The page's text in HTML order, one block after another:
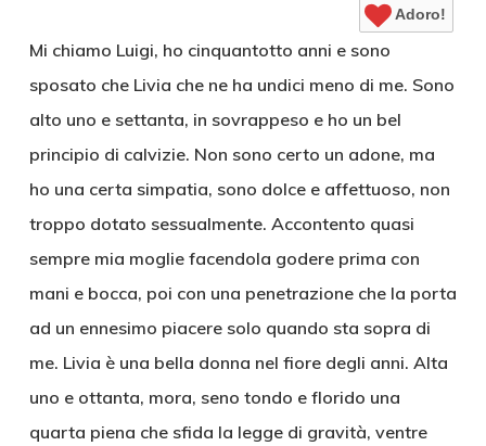
Adoro!
Mi chiamo Luigi, ho cinquantotto anni e sono
sposato che Livia che ne ha undici meno di me. Sono
alto uno e settanta, in sovrappeso e ho un bel
principio di calvizie. Non sono certo un adone, ma
ho una certa simpatia, sono dolce e affettuoso, non
troppo dotato sessualmente. Accontento quasi
sempre mia moglie facendola godere prima con
mani e bocca, poi con una penetrazione che la porta
ad un ennesimo piacere solo quando sta sopra di
me. Livia è una bella donna nel fiore degli anni. Alta
uno e ottanta, mora, seno tondo e florido una
quarta piena che sfida la legge di gravità, ventre